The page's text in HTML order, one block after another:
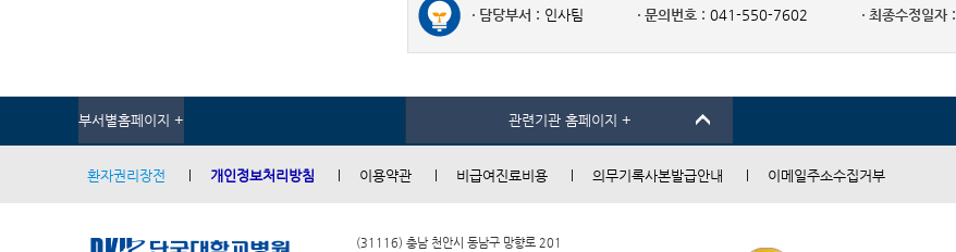
담당부서 : 인사팀 문의번호 : 041-550-7602 최종수정일자 :
부서별홈페이지 + 관련기관 홈페이지 +
환자권리장전 개인정보처리방침 이용약관 비급여진료비용 의무기록사본발급안내 이메일주소수집거부
(31116) 충남 천안시 동남구 망향로 201